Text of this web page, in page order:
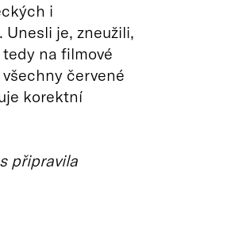
i
je, zneužili,
na filmové
červené
korektní
připravila